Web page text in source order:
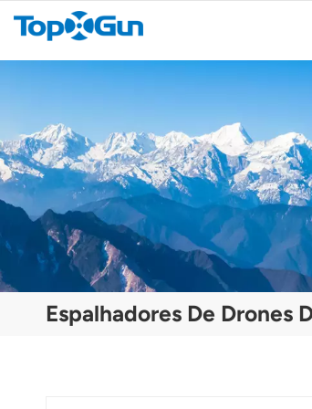
Espalhadores De Drones